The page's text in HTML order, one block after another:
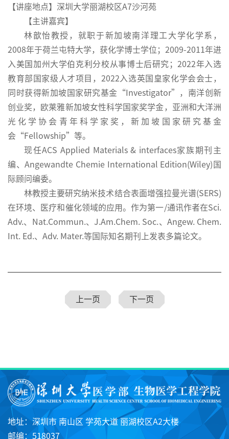
【讲座地点】深圳大学丽湖校区A7沙河苑
【主讲嘉宾】
林歆怡教授，就职于新加坡南洋理工大学化学系，
2008年于荷兰屯特大学，获化学博士学位；2009-2011年进
入美国加州大学伯克利分校从事博士后研究；2022年入选
教育部国家级人才项目，2022入选英国皇家化学会会士，
同时获得新加坡国家研究基金“Investigator”，南洋创新
创业奖，欧莱雅新加坡女性科学国家奖学金，亚洲和大洋洲
光化学协会青年科学家奖，新加坡国家研究基金
会“Fellowship”等。
现任ACS Applied Materials & interfaces家族期刊主
编、Angewandte Chemie International Edition(Wiley)国
际顾问编委。
林教授主要研究纳米技术结合表面增强拉曼光谱(SERS)
在环境、医疗和催化领域的应用。作为第一/通讯作者在Sci.
Adv.、Nat.Commun.、J.Am.Chem. Soc.、Angew. Chem.
Int. Ed.、Adv. Mater.等国际知名期刊上发表多篇论文。
上一页 下一页
地址：深圳市 南山区 学苑大道 丽湖校区A2大楼
邮编：518037